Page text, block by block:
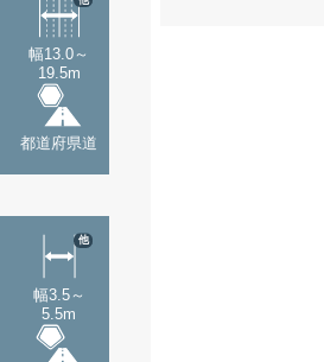
幅13.0～
19.5m
都道府県道
幅3.5～
5.5m
他